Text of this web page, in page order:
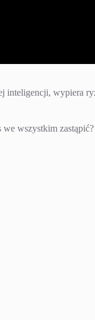
inteligencji, wypiera
wszystkim